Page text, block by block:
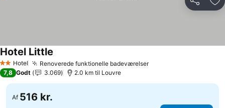
Del
2 Stjerner
Hotel Renoverede funktionelle badeværelserSe priser
Hotel Little
7,8 Godt 3.069 2.0 km til Louvre
Af 516 kr.